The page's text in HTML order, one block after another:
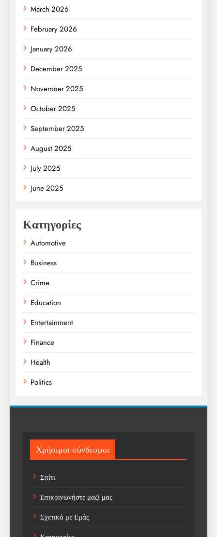
March 2026
February 2026
January 2026
December 2025
November 2025
October 2025
September 2025
August 2025
July 2025
June 2025
Κατηγορίες
Automotive
Business
Crime
Education
Entertainment
Finance
Health
Politics
Sport
Sports
Technology
Trending
Weather
Χρήσιμοι σύνδεσμοι
Σπίτι
Επικοινωνήστε μαζί μας
Σχετικά με Εμάς